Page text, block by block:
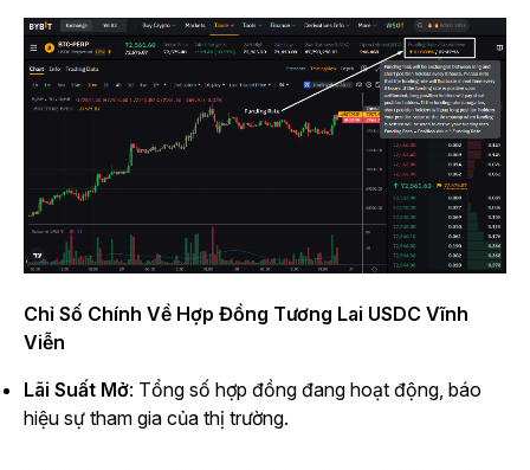
Chỉ Số Chính Về Hợp Đồng Tương Lai USDC Vĩnh
Viễn
Lãi Suất Mở: Tổng số hợp đồng đang hoạt động, báo
hiệu sự tham gia của thị trường.